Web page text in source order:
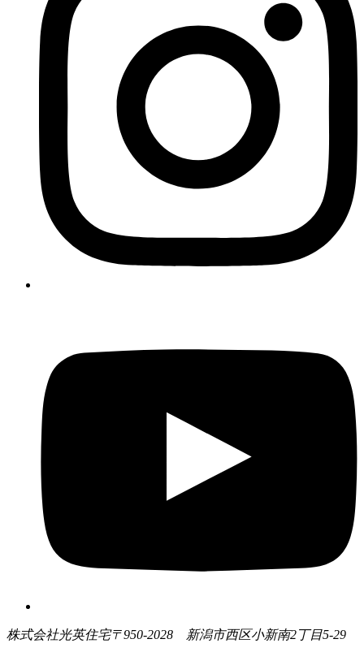
株式会社光英住宅〒950-2028 新潟市西区小新南2丁目5-29